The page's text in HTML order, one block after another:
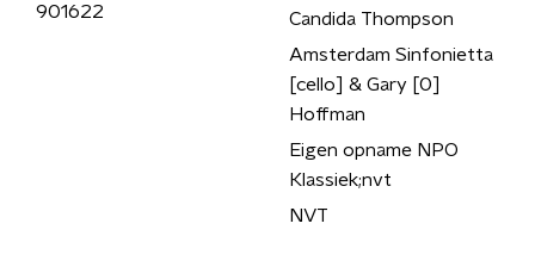
901622
Candida Thompson
Amsterdam Sinfonietta
[cello] & Gary [0]
Hoffman
Eigen opname NPO
Klassiek;nvt
NVT